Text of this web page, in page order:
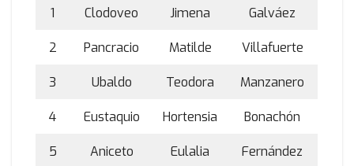
1 Clodoveo Jimena Galváez
2 Pancracio Matilde Villafuerte
3 Ubaldo Teodora Manzanero
4 Eustaquio Hortensia Bonachón
5 Aniceto Eulalia Fernández